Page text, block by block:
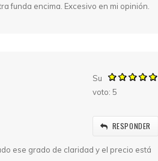
funda encima. Excesivo en mi opinión.
Su
voto: 5
RESPONDER
ese grado de claridad y el precio está